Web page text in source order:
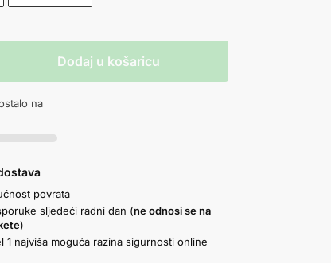
Dodaj u košaricu
na
povrata
sljedeći radni dan (ne odnosi se na
)
1 najviša moguća razina sigurnosti online